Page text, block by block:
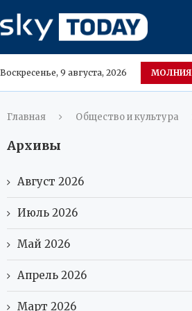
Воскресенье, 9 августа, 2026 МОЛНИЯ
Главная Общество и культура
Архивы
Август 2026
Июль 2026
Май 2026
Апрель 2026
Март 2026